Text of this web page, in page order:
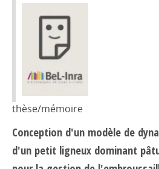
thèse/mémoire
Conception d'un modèle de
d'un petit ligneux dominant